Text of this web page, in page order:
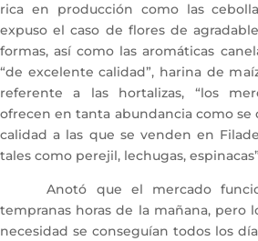
rica en producción como las
expuso el caso de flores de
formas, así como las aromáticas
“de excelente calidad”, harina de
referente a las hortalizas, “los
ofrecen en tanta abundancia como se
calidad a las que se venden en
tales como perejil, lechugas,
Anotó que el mercado
tempranas horas de la mañana, pero
necesidad se conseguían todos los